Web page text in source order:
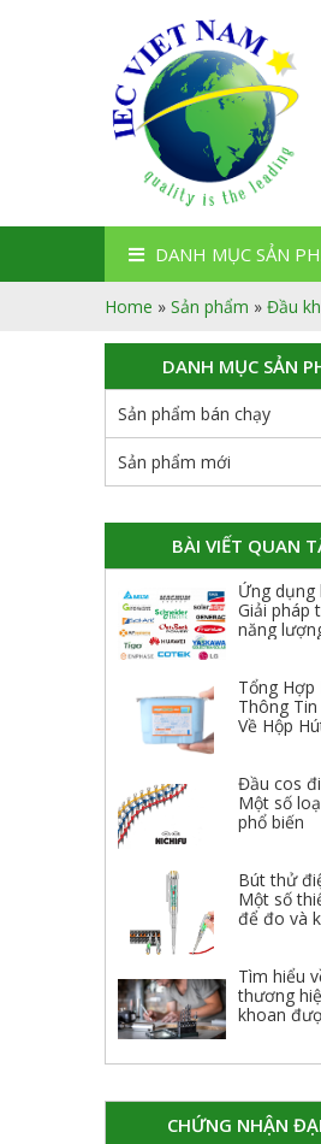
DANH MỤC SẢN
Home » Sản phẩm » Đầu
DANH MỤC SẢN
Sản phẩm bán chạy
Sản phẩm mới
BÀI VIẾT QUAN
Ứng dụng
Giải pháp
năng
Tổng Hợp
Thông
Về Hộp
Đầu cos
Một số
phổ biến
Bút thử
Một số
để đo và
Tìm hiểu
thương
khoan
CHỨNG NHẬN